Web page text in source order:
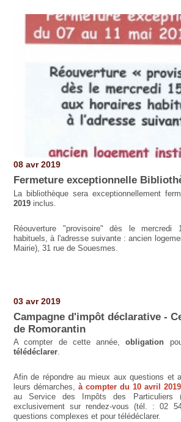
08 avr 2019
Fermeture exceptionnelle
La bibliothèque sera exceptionnellement
2019inclus.
Réouverture "provisoire" dès le mercredi
habituels, à l'adresse suivante : ancien
Mairie), 31 rue de Souesmes.
03 avr 2019
Campagne d'impôt déclarative -
de Romorantin
A compter de cette année,obligation
télédéclarer.
Afin de répondre au mieux aux questions et
leurs démarches, à compter du 10 avril 2019
au Service des Impôts des Particuliers
exclusivement sur rendez-vous (tél. : 02
questions complexes et pour télédéclarer.